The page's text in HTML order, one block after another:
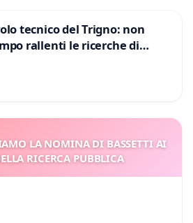
tecnico del Trigno: non
rallenti le ricerche di
LA NOMINA DI BASSETTI AI
RICERCA PUBBLICA